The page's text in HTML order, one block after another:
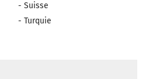
- Suisse
- Turquie